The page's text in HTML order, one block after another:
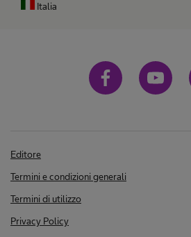
Italia
Editore
Termini e condizioni generali
Termini di utilizzo
Privacy Policy